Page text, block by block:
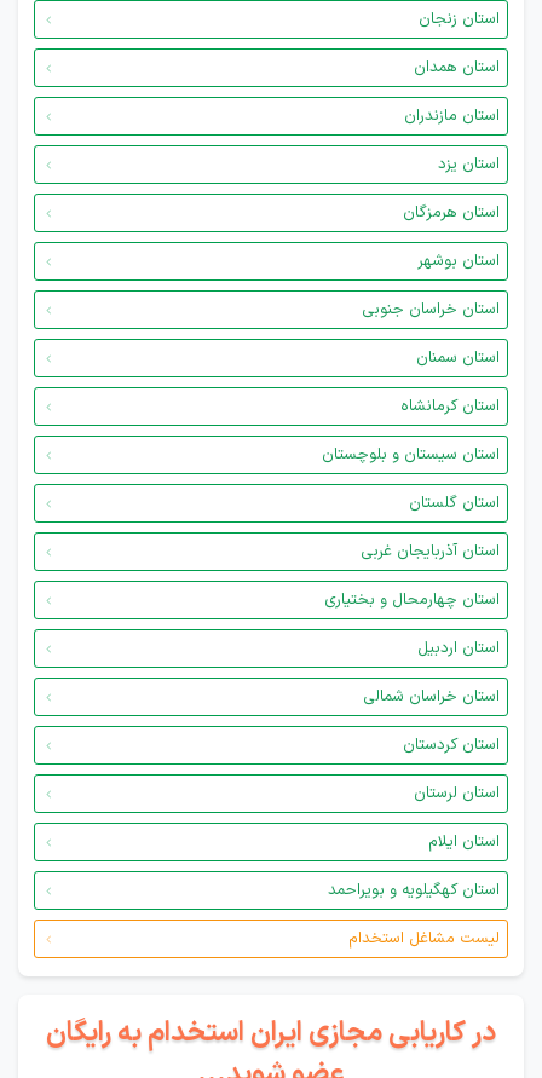
استان زنجان
استان همدان
استان مازندران
استان یزد
استان هرمزگان
استان بوشهر
استان خراسان جنوبی
استان سمنان
استان کرمانشاه
استان سیستان و بلوچستان
استان گلستان
استان آذربایجان غربی
استان چهارمحال و بختیاری
استان اردبیل
استان خراسان شمالی
استان کردستان
استان لرستان
استان ایلام
استان کهگیلویه و بویراحمد
لیست مشاغل استخدام
در کاریابی مجازی ایران استخدام به رایگان